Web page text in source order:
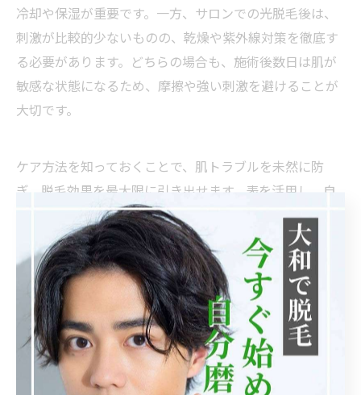
冷却や保湿が重要です。一方、サロンでの光脱毛後は、
刺激が比較的少ないものの、乾燥や紫外線対策を徹底す
る必要があります。どちらの場合も、施術後数日は肌が
敏感な状態になるため、摩擦や強い刺激を避けることが
大切です。
ケア方法を知っておくことで、肌トラブルを未然に防
ぎ、脱毛効果を最大限に引き出せます。表を活用し、自
分に合ったケアを選択しましょう。
敏感肌にも安心な脱毛後の対策
敏感肌の方が脱毛を受ける場合、施術後は特に肌への刺
激を最小限に抑える対策が欠かせません。神奈川県海老
名市のクリニックや脱毛サロンでは、敏感肌向けの優し
い保湿剤や低刺激なアフターケア用品を用意している所
も多く、安心して施術を受けられる環境が整っていま